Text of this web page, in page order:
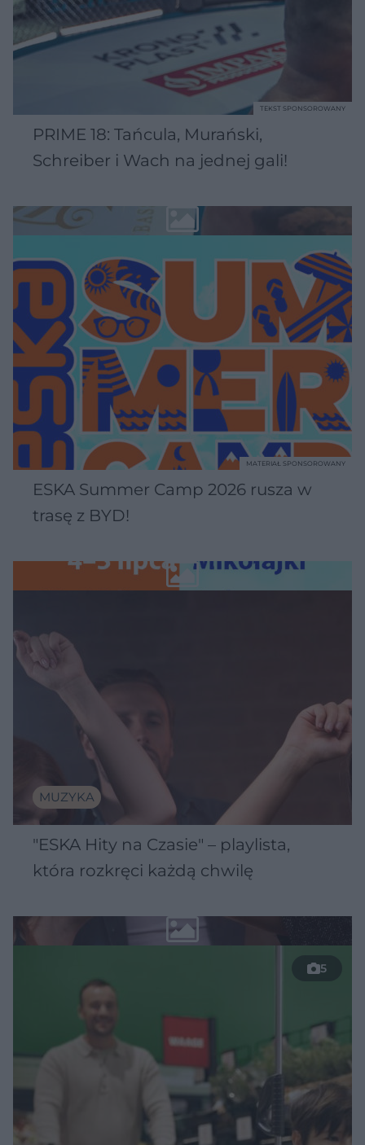
PRIME 18: Tańcula, Murański,
Schreiber i Wach na jednej gali!
TEKST SPONSOROWANY
ESKA Summer Camp 2026 rusza w
trasę z BYD!
MATERIAŁ SPONSOROWANY
MUZYKA
"ESKA Hity na Czasie" – playlista,
która rozkręci każdą chwilę
5